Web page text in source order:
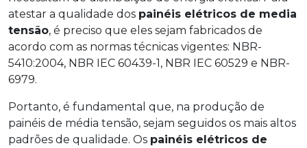
atestar a qualidade dos painéis elétricos de media
tensão, é preciso que eles sejam fabricados de
acordo com as normas técnicas vigentes: NBR-
5410:2004, NBR IEC 60439-1, NBR IEC 60529 e NBR-
6979.
Portanto, é fundamental que, na produção de
painéis de média tensão, sejam seguidos os mais altos
padrões de qualidade. Os painéis elétricos de